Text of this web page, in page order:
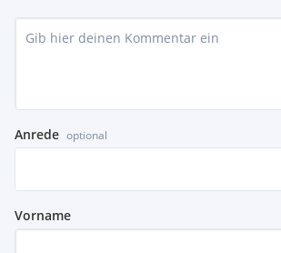
Anrede optional
Vorname